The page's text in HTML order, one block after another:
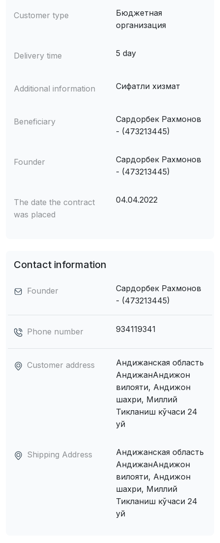
Customer type
Бюджетная
организация
Delivery time 5 day
Additional information Сифатли хизмат
Beneficiary
Сардорбек Рахмонов
- (473213445)
Founder
Сардорбек Рахмонов
- (473213445)
The date the contract
was placed
04.04.2022
Contact information
Founder
Сардорбек Рахмонов
- (473213445)
Phone number 934119341
Customer address
Андижанская область
АндижанАндижон
вилояти, Андижон
шахри, Миллий
Тикланиш кўчаси 24
уй
Shipping Address
Андижанская область
АндижанАндижон
вилояти, Андижон
шахри, Миллий
Тикланиш кўчаси 24
уй